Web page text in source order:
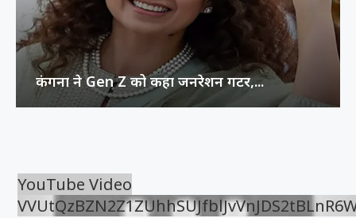
YouTube Video
कंगना ने Gen Z को कहा जनरेशन गटर,...